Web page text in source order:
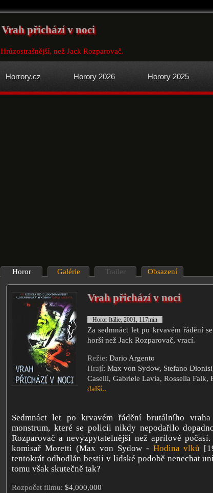
Vrah přichází v noci
Hrůzostrašnější, než Jack Rozparovač.
Horrory.cz Horory 2026 Horory 2025
Horor Galérie Trailer Obsazení
Vrah přichází v noci
Horor Itálie, 2001, 117min
Za sedmnáct let po krvavém řádění
horší než Jack Rozparovač, vrací.
Režie: Dario Argento
Hrají: Max von Sydow, Stefano
Caselli, Gabriele Lavia, Rossella Falk,
další..
Sedmnáct let po krvavém řádění brutálního
monstrum, které se policii nikdy nepodařilo
Rozparovač a nevyzpytatelnější než aprílové
komisař Moretti (Max von Sydow - Hodina vlků
tentokrát odhodlán bestii v lidské podobě nenechat
tomu však skutečně tak?
Rozpočet filmu: $4,000,000